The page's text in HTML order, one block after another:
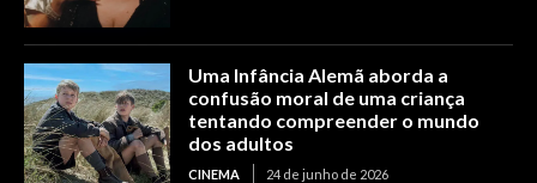
Uma Infância Alemã aborda a
confusão moral de uma criança
tentando compreender o mundo
dos adultos
CINEMA 24 de junho de 2026